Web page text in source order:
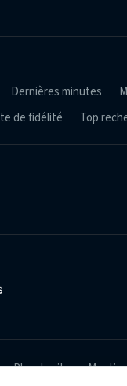
Dernières minutes
de fidélité Top
Plan du site